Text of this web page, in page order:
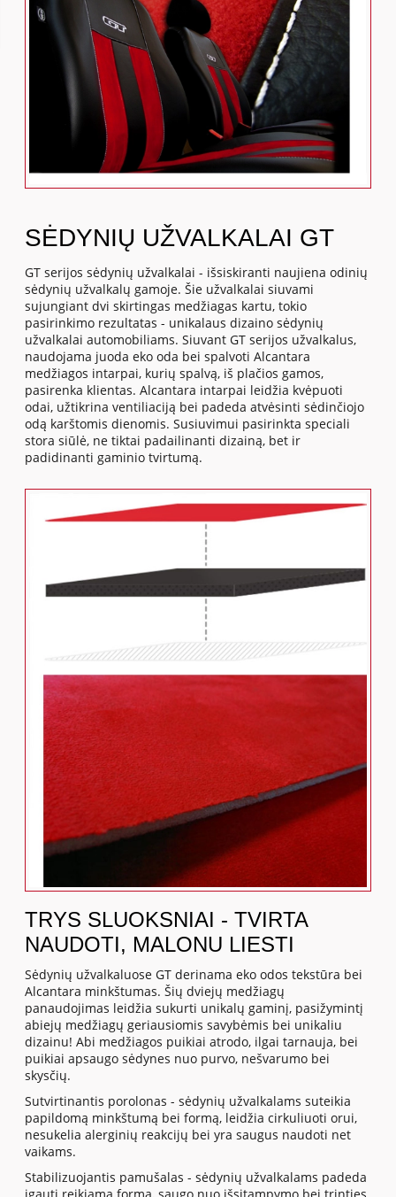
SĖDYNIŲ UŽVALKALAI GT
GT serijos sėdynių užvalkalai - išsiskiranti naujiena odinių
sėdynių užvalkalų gamoje. Šie užvalkalai siuvami
sujungiant dvi skirtingas medžiagas kartu, tokio
pasirinkimo rezultatas - unikalaus dizaino sėdynių
užvalkalai automobiliams. Siuvant GT serijos užvalkalus,
naudojama juoda eko oda bei spalvoti Alcantara
medžiagos intarpai, kurių spalvą, iš plačios gamos,
pasirenka klientas. Alcantara intarpai leidžia kvėpuoti
odai, užtikrina ventiliaciją bei padeda atvėsinti sėdinčiojo
odą karštomis dienomis. Susiuvimui pasirinkta speciali
stora siūlė, ne tiktai padailinanti dizainą, bet ir
padidinanti gaminio tvirtumą.
TRYS SLUOKSNIAI - TVIRTA
NAUDOTI, MALONU LIESTI
Sėdynių užvalkaluose GT derinama eko odos tekstūra bei
Alcantara minkštumas. Šių dviejų medžiagų
panaudojimas leidžia sukurti unikalų gaminį, pasižymintį
abiejų medžiagų geriausiomis savybėmis bei unikaliu
dizainu! Abi medžiagos puikiai atrodo, ilgai tarnauja, bei
puikiai apsaugo sėdynes nuo purvo, nešvarumo bei
skysčių.
Sutvirtinantis porolonas - sėdynių užvalkalams suteikia
papildomą minkštumą bei formą, leidžia cirkuliuoti orui,
nesukelia alerginių reakcijų bei yra saugus naudoti net
vaikams.
Stabilizuojantis pamušalas - sėdynių užvalkalams padeda